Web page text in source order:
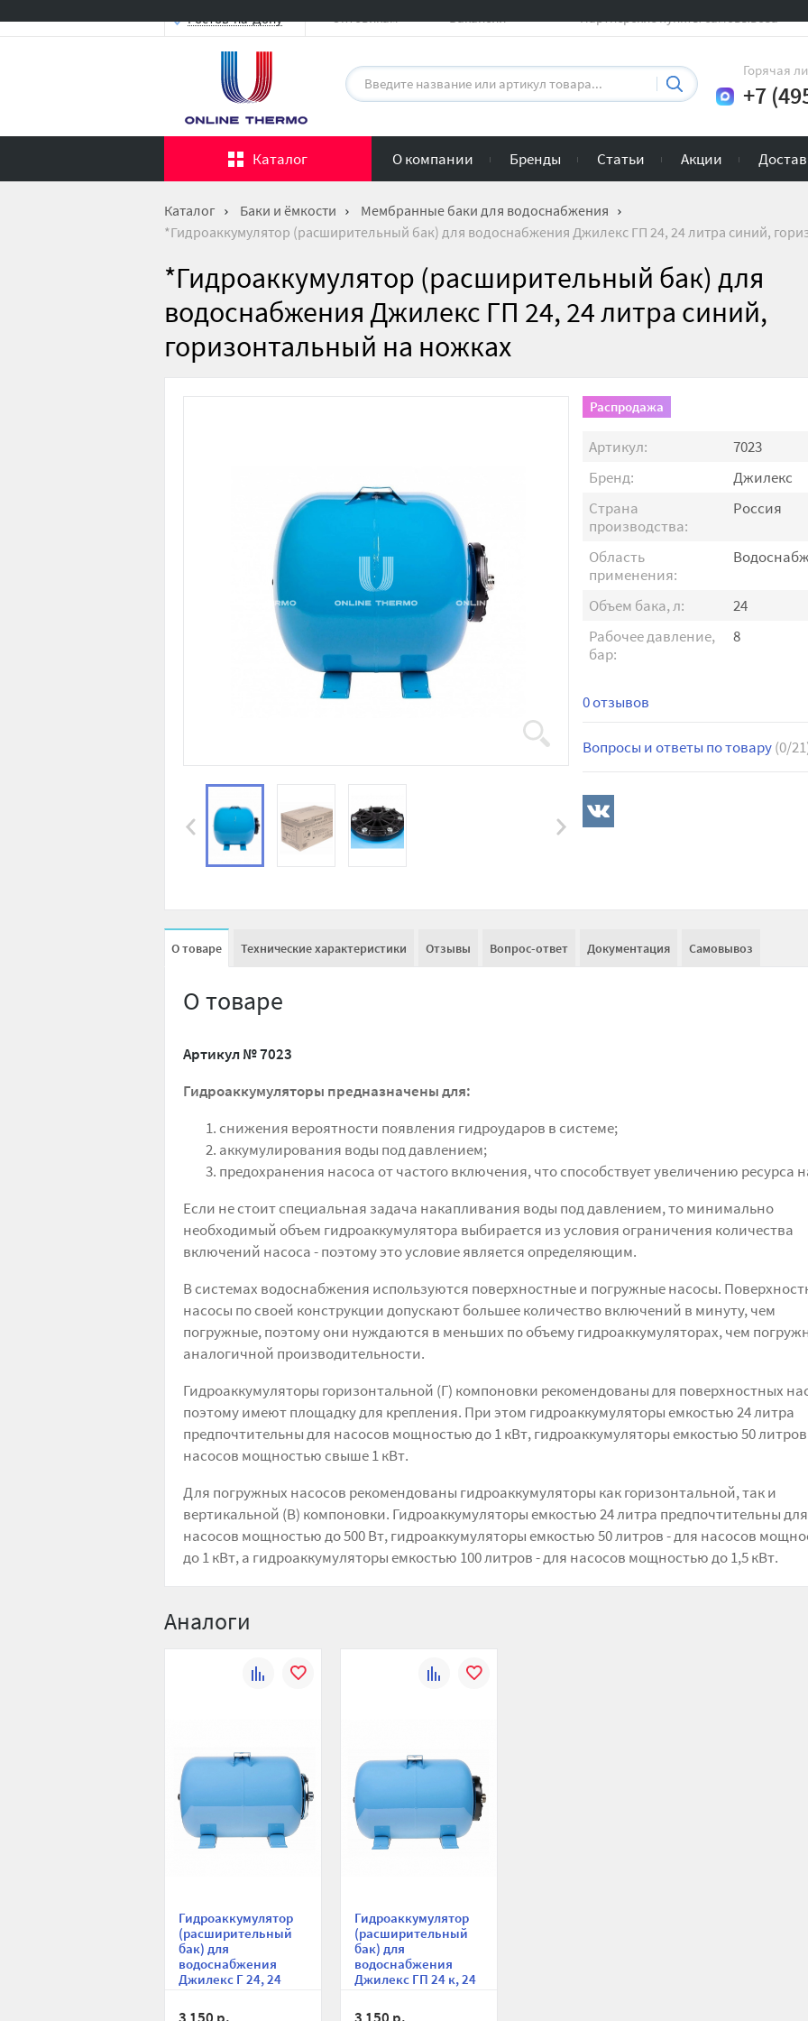
Ростов-на-Дону Оптовикам Вакансии Партнерские пункты самовывоза
Горячая
+7
Каталог О компании Бренды Статьи Акции
Каталог Баки и ёмкости
Мембранные баки для водоснабжения
*Гидроаккумулятор (расширительный бак) для водоснабжения Джилекс ГП 24, 24 литра синий,
*Гидроаккумулятор (расширительный бак) для
водоснабжения Джилекс ГП 24, 24 литра синий,
горизонтальный на ножках
Распродажа
Артикул:
7023
Бренд:
Джилекс
Страна
производства:
Россия
Область
применения:
Объем бака, л:
24
Рабочее давление,
бар:
8
0 отзывов
Вопросы и ответы по товару(0/
О товаре Технические характеристики Отзывы Вопрос-ответ Документация Самовывоз
О товаре
Артикул №7023
Гидроаккумуляторы предназначены для:
снижения вероятности появления гидроударов в системе;
аккумулирования воды под давлением;
предохранения насоса от частого включения, что способствует увеличению ресурса
Если не стоит специальная задача накапливания воды под давлением, то минимально
необходимый объем гидроаккумулятора выбирается из условия ограничения количества
включений насоса - поэтому это условие является определяющим.
В системах водоснабжения используются поверхностные и погружные насосы.
насосы по своей конструкции допускают большее количество включений в минуту, чем
погружные, поэтому они нуждаются в меньших по объему гидроаккумуляторах, чем
аналогичной производительности.
Гидроаккумуляторы горизонтальной (Г) компоновки рекомендованы для поверхностных
поэтому имеют площадку для крепления. При этом гидроаккумуляторы емкостью 24 литра
предпочтительны для насосов мощностью до 1 кВт, гидроаккумуляторы емкостью 50
насосов мощностью свыше 1 кВт.
Для погружных насосов рекомендованы гидроаккумуляторы как горизонтальной, так и
вертикальной (В) компоновки. Гидроаккумуляторы емкостью 24 литра предпочтительны для
насосов мощностью до 500 Вт, гидроаккумуляторы емкостью 50 литров - для насосов
до 1 кВт, а гидроаккумуляторы емкостью 100 литров - для насосов мощностью до 1,5 кВт.
Аналоги
Гидроаккумулятор
(расширительный
бак) для
водоснабжения
Джилекс Г 24, 24
горизонтальный на
Гидроаккумулятор
(расширительный
бак) для
водоснабжения
Джилекс ГП 24 к, 24
горизонтальный на